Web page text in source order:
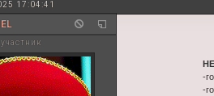
17:04:41
-
-